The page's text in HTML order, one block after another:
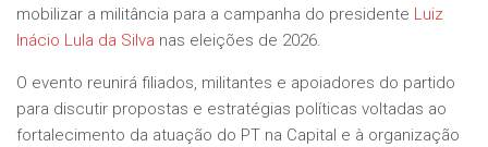
mobilizar a militância para a campanha do presidente Luiz
Inácio Lula da Silva nas eleições de 2026.
O evento reunirá filiados, militantes e apoiadores do partido
para discutir propostas e estratégias políticas voltadas ao
fortalecimento da atuação do PT na Capital e à organização